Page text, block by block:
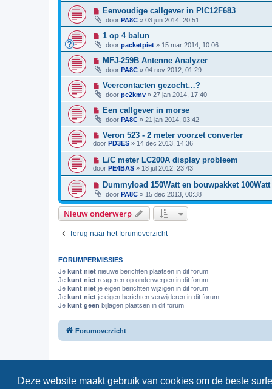
Deze website maakt gebruik van cookies om de beste
Eenvoudige callgever in PIC12F683
door PA8C » 03 jun 2014, 20:51
1 op 4 balun
door packetpiet » 15 mar 2014, 10:06
MFJ-259B Antenne Analyzer
door PA8C » 04 nov 2012, 01:29
Veercontacten gezocht…?
door pe2kmv » 27 jan 2014, 17:40
Een callgever in morse
door PA8C » 21 jan 2014, 03:42
Veron 523 - 2 meter voorzet converter
door PD3ES » 14 dec 2013, 14:36
L/C meter LC200A display probleem
door PE4BAS » 18 jul 2012, 23:43
Dummyload 150Watt en bouwpakket 100Watt
door PA8C » 15 dec 2013, 00:38
Nieuw onderwerp
Terug naar het forumoverzicht
FORUMPERMISSIES
Je kunt niet nieuwe berichten plaatsen in dit forum
Je kunt niet reageren op onderwerpen in dit forum
Je kunt niet je eigen berichten wijzigen in dit forum
Je kunt niet je eigen berichten verwijderen in dit forum
Je kunt geen bijlagen plaatsen in dit forum
Forumoverzicht